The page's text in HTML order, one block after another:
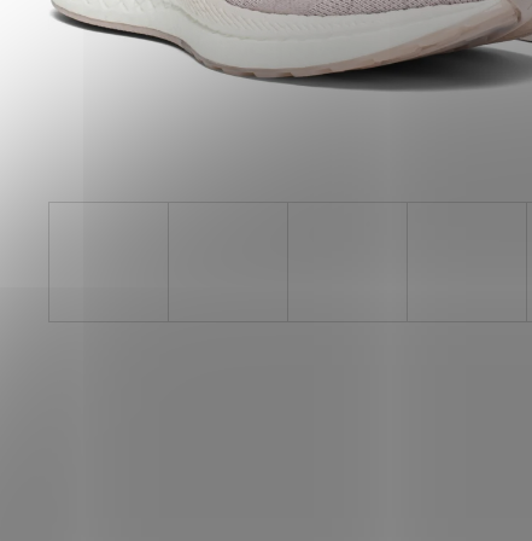
SAUCONY ENDORPHIN AZURA
VIZIRED/BLACK
3 999 Kč